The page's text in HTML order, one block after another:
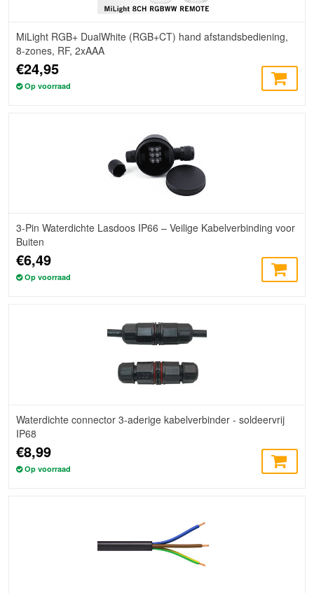
MiLight RGB+ DualWhite (RGB+CT) hand afstandsbediening,
8-zones, RF, 2xAAA
€24,95
Op voorraad
3-Pin Waterdichte Lasdoos IP66 – Veilige Kabelverbinding voor
Buiten
€6,49
Op voorraad
Waterdichte connector 3-aderige kabelverbinder - soldeervrij
IP68
€8,99
Op voorraad